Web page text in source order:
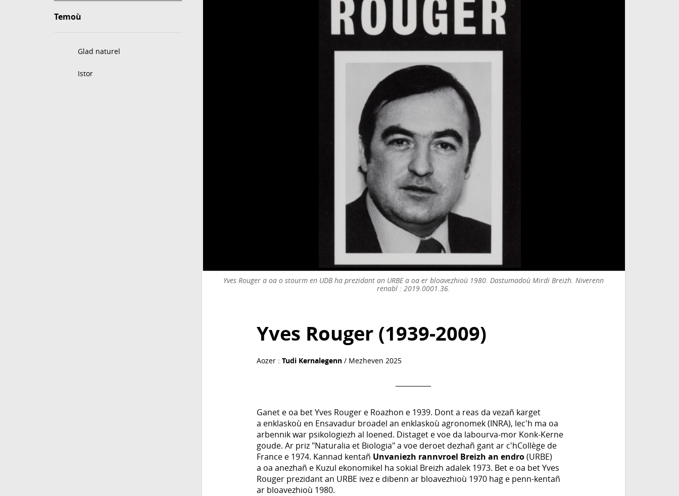
Temoù
Glad naturel
Istor
Yves Rouger a oa o stourm en UDB ha prezidant an URBE a oa er bloavezhioù 1980. Dastumadoù Mirdi Breizh. Niverenn
renabl : 2019.0001.36.
Yves Rouger (1939-2009)
Aozer :Tudi Kernalegenn / Mezheven 2025
Ganet e oa bet Yves Rouger e Roazhon e 1939. Dont a reas da vezañ karget
a enklaskoù en Ensavadur broadel an enklaskoù agronomek (INRA), lec'h ma oa
arbennik war psikologiezh al loened. Distaget e voe da labourva-mor Konk-Kerne
goude. Ar priz "Naturalia et Biologia" a voe deroet dezhañ gant ar c'hCollège de
France e 1974. Kannad kentañ Unvaniezh rannvroel Breizh an endro(URBE)
a oa anezhañ e Kuzul ekonomikel ha sokial Breizh adalek 1973. Bet e oa bet Yves
Rouger prezidant an URBE ivez e dibenn ar bloavezhioù 1970 hag e penn-kentañ
ar bloavezhioù 1980.